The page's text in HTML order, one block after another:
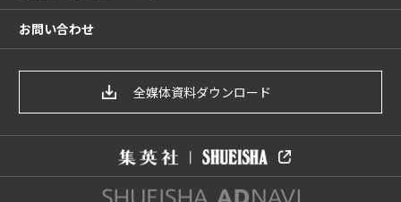
お問い合わせ
全媒体資料ダウンロード